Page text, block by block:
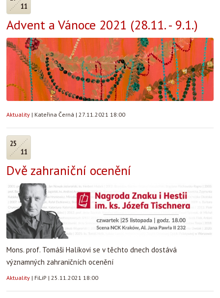
11
Advent a Vánoce 2021 (28.11. - 9.1.)
Aktuality | Kateřina Černá | 27.11.2021 18:00
25
11
Dvě zahraniční ocenění
Mons. prof. Tomáši Halíkovi se v těchto dnech dostává
významných zahraničních ocenění
Aktuality | FiLiP | 25.11.2021 18:00